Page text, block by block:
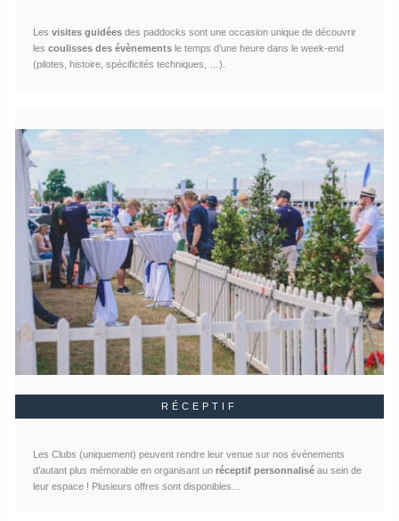
Les visites guidéesdes paddocks sont une occasion unique de découvrir
les coulisses des évènementsle temps d’une heure dans le week-end
(pilotes, histoire, spécificités techniques, …).
RÉCEPTIF
Les Clubs (uniquement) peuvent rendre leur venue sur nos événements
d’autant plus mémorable en organisant un réceptif personnaliséau sein de
leur espace ! Plusieurs offres sont disponibles…